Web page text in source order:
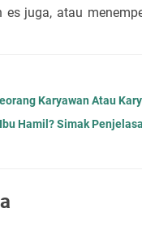
juga, atau
Karyawan Atau
Hamil? Simak